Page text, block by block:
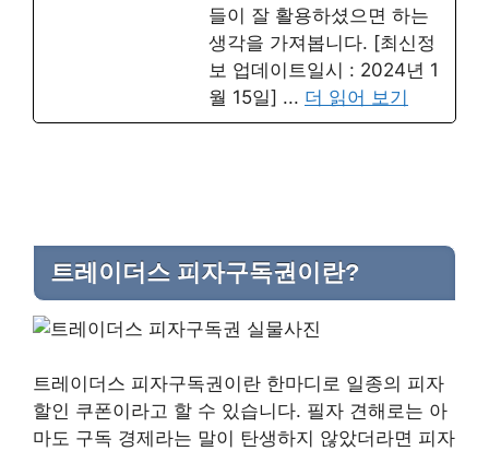
들이 잘 활용하셨으면 하는
생각을 가져봅니다. [최신정
보 업데이트일시 : 2024년 1
월 15일] ... 더 읽어 보기
트레이더스 피자구독권이란?
트레이더스 피자구독권이란 한마디로 일종의 피자
할인 쿠폰이라고 할 수 있습니다. 필자 견해로는 아
마도 구독 경제라는 말이 탄생하지 않았더라면 피자